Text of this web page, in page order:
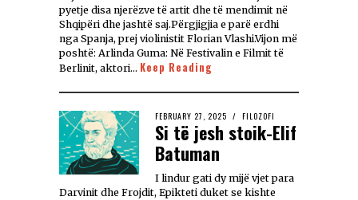
pyetje disa njerëzve të artit dhe të mendimit në
Shqipëri dhe jashtë saj.Përgjigjia e parë erdhi
nga Spanja, prej violinistit Florian Vlashi.Vijon më
poshtë: Arlinda Guma: Në Festivalin e Filmit të
Berlinit, aktori… Keep Reading
FEBRUARY 27, 2025 FILOZOFI
Si të jesh stoik-Elif
Batuman
I lindur gati dy mijë vjet para
Darvinit dhe Frojdit, Epikteti duket se kishte